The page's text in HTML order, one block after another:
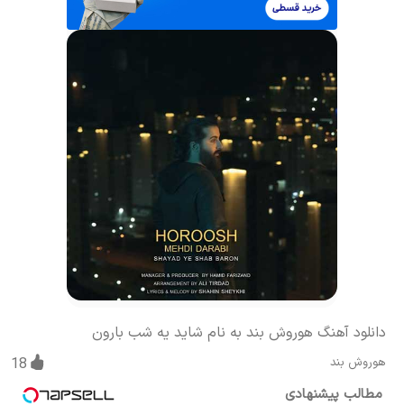
دانلود آهنگ هوروش بند به نام شاید یه شب بارون
هوروش بند 18
مطالب پیشنهادی